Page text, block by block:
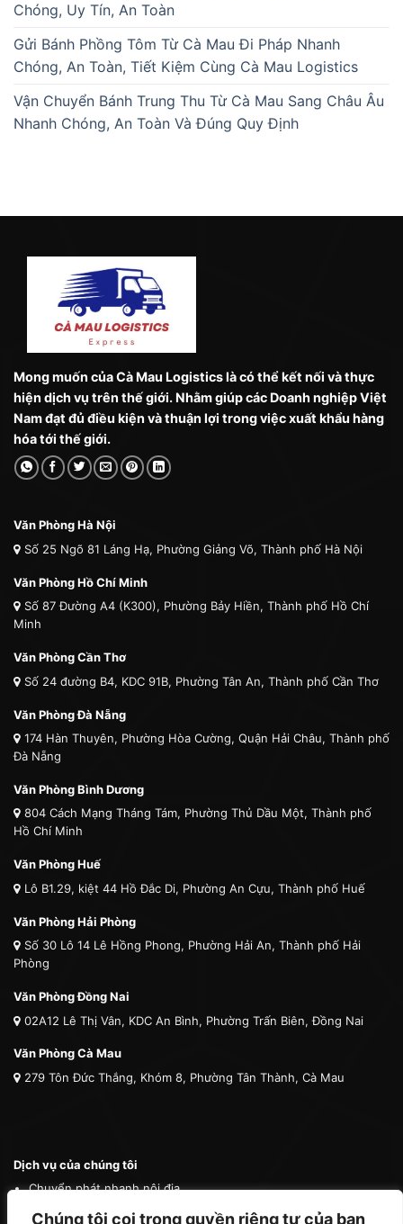
Chúng tôi coi trọng quyền riêng tư của bạn
Chóng, Uy Tín, An Toàn
Gửi Bánh Phồng Tôm Từ Cà Mau Đi Pháp Nhanh
Chóng, An Toàn, Tiết Kiệm Cùng Cà Mau Logistics
Vận Chuyển Bánh Trung Thu Từ Cà Mau Sang Châu Âu
Nhanh Chóng, An Toàn Và Đúng Quy Định
Mong muốn của Cà Mau Logistics là có thể kết nối và thực
hiện dịch vụ trên thế giới. Nhằm giúp các Doanh nghiệp Việt
Nam đạt đủ điều kiện và thuận lợi trong việc xuất khẩu hàng
hóa tới thế giới.
Văn Phòng Hà Nội
Số 25 Ngõ 81 Láng Hạ, Phường Giảng Võ, Thành phố Hà Nội
Văn Phòng Hồ Chí Minh
Số 87 Đường A4 (K300), Phường Bảy Hiền, Thành phố Hồ Chí
Minh
Văn Phòng Cần Thơ
Số 24 đường B4, KDC 91B, Phường Tân An, Thành phố Cần Thơ
Văn Phòng Đà Nẵng
174 Hàn Thuyên, Phường Hòa Cường, Quận Hải Châu, Thành phố
Đà Nẵng
Văn Phòng Bình Dương
804 Cách Mạng Tháng Tám, Phường Thủ Dầu Một, Thành phố
Hồ Chí Minh
Văn Phòng Huế
Lô B1.29, kiệt 44 Hồ Đắc Di, Phường An Cựu, Thành phố Huế
Văn Phòng Hải Phòng
Số 30 Lô 14 Lê Hồng Phong, Phường Hải An, Thành phố Hải
Phòng
Văn Phòng Đồng Nai
02A12 Lê Thị Vân, KDC An Bình, Phường Trấn Biên, Đồng Nai
Văn Phòng Cà Mau
279 Tôn Đức Thắng, Khóm 8, Phường Tân Thành, Cà Mau
Dịch vụ của chúng tôi
Chuyển phát nhanh nội địa
Chuyển phát nhanh quốc tế